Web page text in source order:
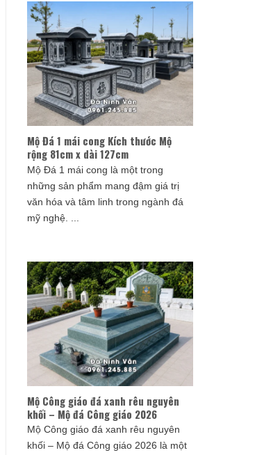
Mộ Đá 1 mái cong Kích thước Mộ
rộng 81cm x dài 127cm
Mộ Đá 1 mái cong là một trong
những sản phẩm mang đậm giá trị
văn hóa và tâm linh trong ngành đá
mỹ nghệ. ...
Mộ Công giáo đá xanh rêu nguyên
khối – Mộ đá Công giáo 2026
Mộ Công giáo đá xanh rêu nguyên
khối – Mộ đá Công giáo 2026 là một